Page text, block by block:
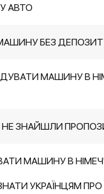
АВТО
БЕЗ
МАШИНУ В
ЗНАЙШЛИ
МАШИНУ В
УКРАЇНЦЯМ